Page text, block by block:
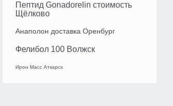
Пептид Gonadorelin стоимость
Щёлково
Анаполон доставка Оренбург
Фелибол 100 Волжск
Ирон Масс Аткарск